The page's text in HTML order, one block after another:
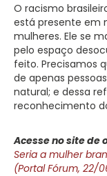
O racismo
está presente em
mulheres. Ele se
pelo espaço
feito. Precisamos
de apenas
natural; e dessa
reconhecimento
Acesse no site de
Seria a mulher
(Portal Fórum, 22/